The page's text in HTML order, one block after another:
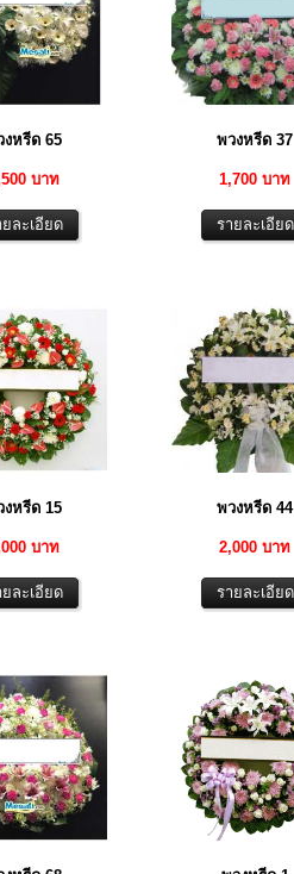
งหรีด 65
บาท
พวงหรีด 37
1,700 บาท
งหรีด 15
บาท
พวงหรีด 44
2,000 บาท